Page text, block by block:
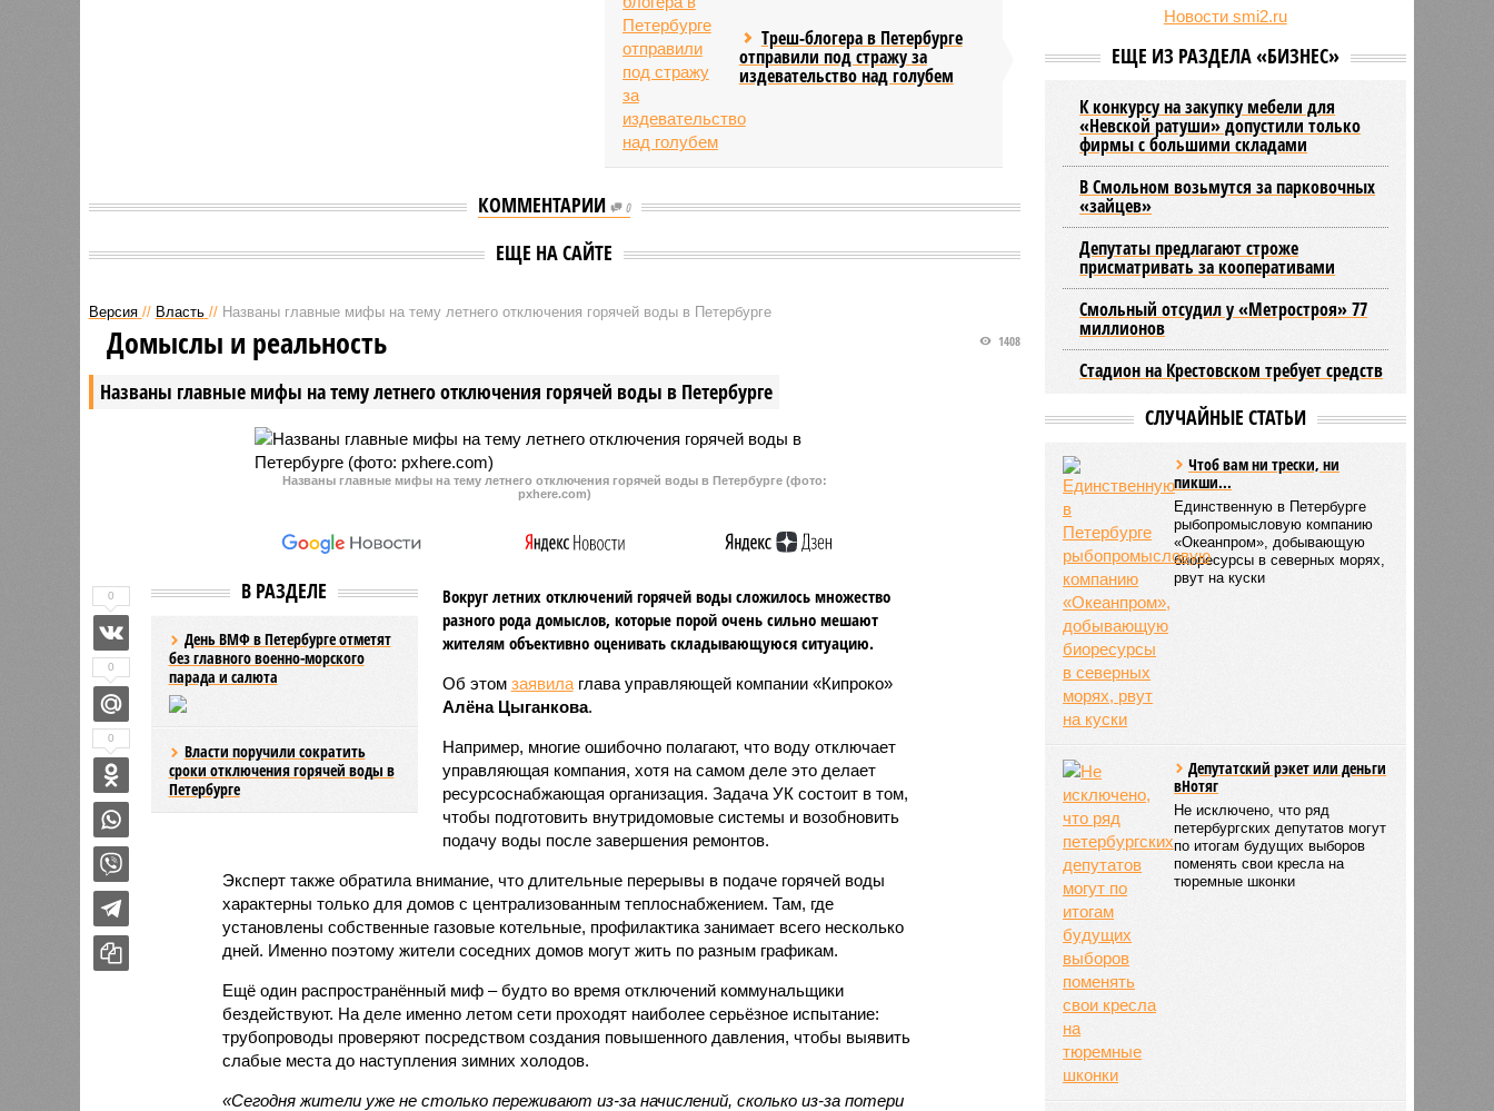
Треш-блогера в Петербурге
отправили под стражу за
издевательство над голубем
КОММЕНТАРИИ 0
ЕЩЕ НА САЙТЕ
Версия // Власть // Названы главные мифы на тему летнего отключения горячей воды в Петербурге
Названы главные мифы на тему летнего отключения горячей воды в Петербурге
1408
Домыслы и реальность
Названы главные мифы на тему летнего отключения горячей воды в Петербурге (фото:
pxhere.com)
В РАЗДЕЛЕ
День ВМФ в Петербурге отметят
без главного военно-морского
парада и салюта
Власти поручили сократить
сроки отключения горячей воды в
Петербурге
Вокруг летних отключений горячей воды сложилось множество
разного рода домыслов, которые порой очень сильно мешают
жителям объективно оценивать складывающуюся ситуацию.
Об этом заявилаглава управляющей компании «Кипроко»
Алёна Цыганкова.
Например, многие ошибочно полагают, что воду отключает
управляющая компания, хотя на самом деле это делает
ресурсоснабжающая организация. Задача УК состоит в том,
чтобы подготовить внутридомовые системы и возобновить
подачу воды после завершения ремонтов.
Эксперт также обратила внимание, что длительные перерывы в подаче горячей воды
характерны только для домов с централизованным теплоснабжением. Там, где
установлены собственные газовые котельные, профилактика занимает всего несколько
дней. Именно поэтому жители соседних домов могут жить по разным графикам.
Ещё один распространённый миф – будто во время отключений коммунальщики
бездействуют. На деле именно летом сети проходят наиболее серьёзное испытание:
трубопроводы проверяют посредством создания повышенного давления, чтобы выявить
слабые места до наступления зимних холодов.
«Сегодня жители уже не столько переживают из-за начислений, сколько из-за потери
0
0
0
число опасных регионов по
Новости smi2.ru
ЕЩЕ ИЗ РАЗДЕЛА «БИЗНЕС»
К конкурсу на закупку мебели для
«Невской ратуши» допустили только
фирмы с большими складами
В Смольном возьмутся за парковочных
«зайцев»
Депутаты предлагают строже
присматривать за кооперативами
Смольный отсудил у «Метростроя» 77
миллионов
Стадион на Крестовском требует средств
СЛУЧАЙНЫЕ СТАТЬИ
Чтоб вам ни трески, ни
пикши...
Единственную в Петербурге
рыбопромысловую компанию
«Океанпром», добывающую
биоресурсы в северных морях,
рвут на куски
Депутатский рэкет или деньги
вНотяг
Не исключено, что ряд
петербургских депутатов могут
по итогам будущих выборов
поменять свои кресла на
тюремные шконки